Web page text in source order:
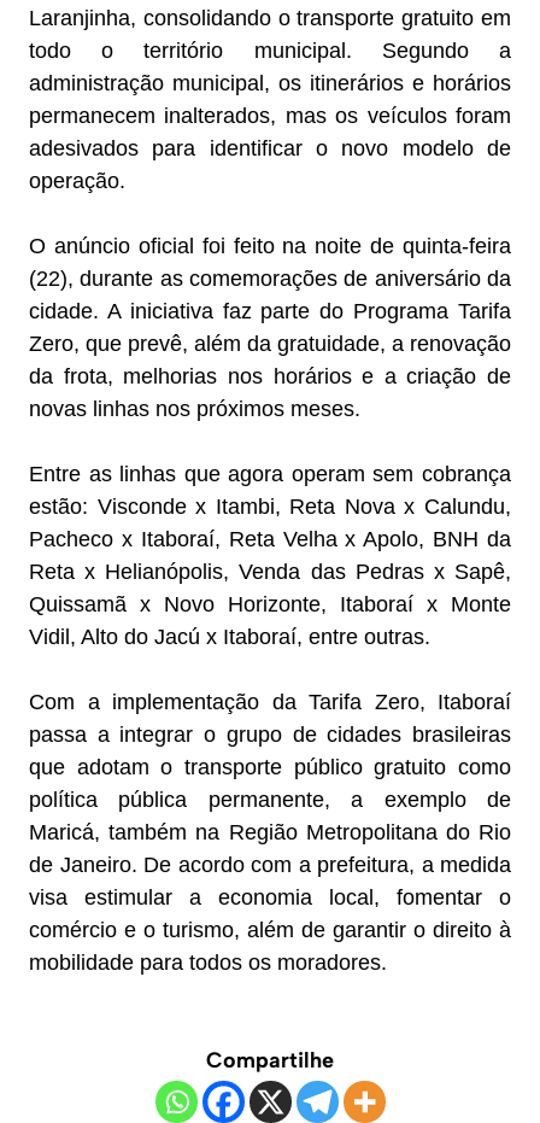
Laranjinha, consolidando o transporte gratuito em
todo o território municipal. Segundo a
administração municipal, os itinerários e horários
permanecem inalterados, mas os veículos foram
adesivados para identificar o novo modelo de
operação.
O anúncio oficial foi feito na noite de quinta-feira
(22), durante as comemorações de aniversário da
cidade. A iniciativa faz parte do Programa Tarifa
Zero, que prevê, além da gratuidade, a renovação
da frota, melhorias nos horários e a criação de
novas linhas nos próximos meses.
Entre as linhas que agora operam sem cobrança
estão: Visconde x Itambi, Reta Nova x Calundu,
Pacheco x Itaboraí, Reta Velha x Apolo, BNH da
Reta x Helianópolis, Venda das Pedras x Sapê,
Quissamã x Novo Horizonte, Itaboraí x Monte
Vidil, Alto do Jacú x Itaboraí, entre outras.
Com a implementação da Tarifa Zero, Itaboraí
passa a integrar o grupo de cidades brasileiras
que adotam o transporte público gratuito como
política pública permanente, a exemplo de
Maricá, também na Região Metropolitana do Rio
de Janeiro. De acordo com a prefeitura, a medida
visa estimular a economia local, fomentar o
comércio e o turismo, além de garantir o direito à
mobilidade para todos os moradores.
Compartilhe